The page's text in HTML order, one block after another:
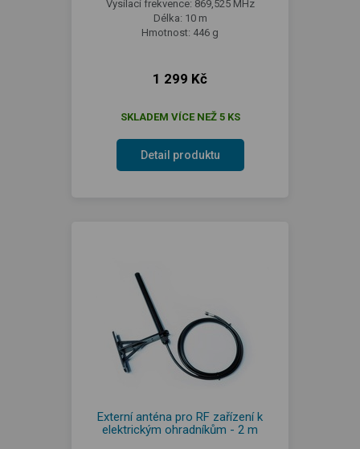
Vysílací frekvence: 869,525 MHz
Délka: 10 m
Hmotnost: 446 g
1 299 Kč
SKLADEM VÍCE NEŽ 5 KS
Detail produktu
Externí anténa pro RF zařízení k
elektrickým ohradníkům - 2 m